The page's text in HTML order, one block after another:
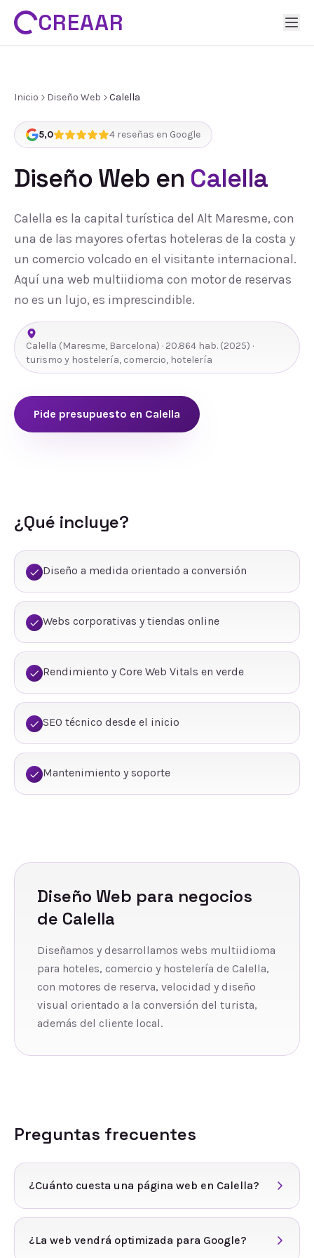
CREAAR
Inicio Diseño Web Calella
5,0 4 reseñas en Google
Diseño Web en Calella
Calella es la capital turística del Alt Maresme, con
una de las mayores ofertas hoteleras de la costa y
un comercio volcado en el visitante internacional.
Aquí una web multiidioma con motor de reservas
no es un lujo, es imprescindible.
Calella (Maresme, Barcelona) · 20.864 hab. (2025) ·
turismo y hostelería, comercio, hotelería
Pide presupuesto en Calella
¿Qué incluye?
Diseño a medida orientado a conversión
Webs corporativas y tiendas online
Rendimiento y Core Web Vitals en verde
SEO técnico desde el inicio
Mantenimiento y soporte
Diseño Web para negocios
de Calella
Diseñamos y desarrollamos webs multiidioma
para hoteles, comercio y hostelería de Calella,
con motores de reserva, velocidad y diseño
visual orientado a la conversión del turista,
además del cliente local.
Preguntas frecuentes
¿Cuánto cuesta una página web en Calella?
¿La web vendrá optimizada para Google?